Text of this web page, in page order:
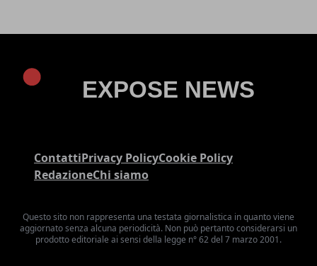
ContattiPrivacy PolicyCookie Policy
RedazioneChi siamo
Questo sito non rappresenta una testata giornalistica in quanto viene
aggiornato senza alcuna periodicità. Non può pertanto considerarsi un
prodotto editoriale ai sensi della legge n° 62 del 7 marzo 2001.